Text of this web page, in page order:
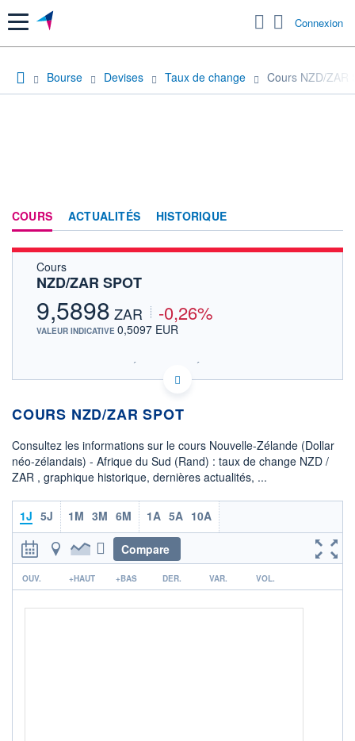
Menu Connexion
Bourse Devises Taux de change Cours NZD/ZAR
COURS ACTUALITÉS HISTORIQUE
Cours
NZD/ZAR SPOT
9,5898 ZAR -0,26%
VALEUR INDICATIVE 0,5097 EUR
SIX - FOREX 2 DONNÉES TEMPS RÉEL
Politique d'exécution
10h59
9,60
9,62
OUVERTURE
9,6152
CLÔTURE VEILLE
9,6198 9,5853
COTATION SPÉCIFIQUE
COURS NZD/ZAR SPOT
Consultez les informations sur le cours Nouvelle-Zélande (Dollar
néo-zélandais) - Afrique du Sud (Rand) : taux de change NZD /
ZAR , graphique historique, dernières actualités, ...
1J 5J 1M 3M 6M 1A 5A 10A
Compare
r
OUV. +HAUT +BAS DER. VAR. VOL.